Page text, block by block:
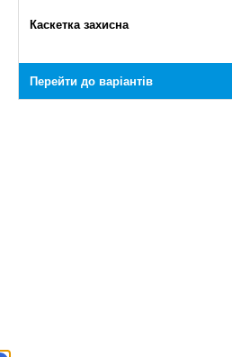
Каскетка захисна
Перейти до варіантів